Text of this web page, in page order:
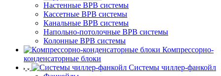
Настенные ВРВ системы
Кассетные ВРВ системы
Канальные ВРВ системы
Напольно-потолочные ВРВ системы
Колонные ВРВ системы
Компрессорно-
конденсаторные блоки
Системы чиллер-фанкойл